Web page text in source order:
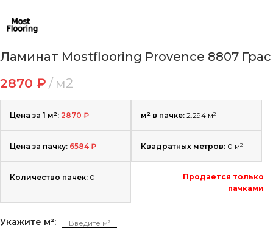
Ламинат Mostflooring Provence 8807 Грас
2870 ₽ м2
Цена за 1 м²: 2870 ₽ м² в пачке: 2.294 м²
Цена за пачку: 6584 ₽ Квадратных метров: 0 м²
Количество пачек: 0
Продается только
пачками
Укажите м²: